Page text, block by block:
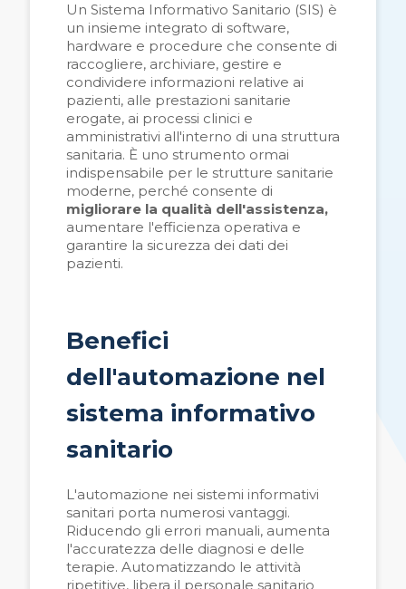
Un Sistema Informativo Sanitario (SIS) è
un insieme integrato di software,
hardware e procedure che consente di
raccogliere, archiviare, gestire e
condividere informazioni relative ai
pazienti, alle prestazioni sanitarie
erogate, ai processi clinici e
amministrativi all'interno di una struttura
sanitaria. È uno strumento ormai
indispensabile per le strutture sanitarie
moderne, perché consente di
migliorare la qualità dell'assistenza,
aumentare l'efficienza operativa e
garantire la sicurezza dei dati dei
pazienti.
Benefici
dell'automazione nel
sistema informativo
sanitario
L'automazione nei sistemi informativi
sanitari porta numerosi vantaggi.
Riducendo gli errori manuali, aumenta
l'accuratezza delle diagnosi e delle
terapie. Automatizzando le attività
ripetitive, libera il personale sanitario